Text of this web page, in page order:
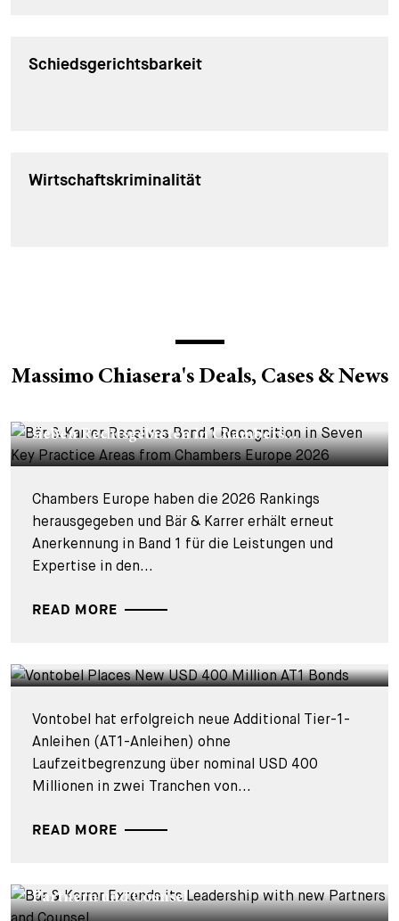
Schiedsgerichtsbarkeit
Wirtschaftskriminalität
Massimo Chiasera's Deals, Cases & News
sieben Rechtsgebieten in Chambers...
Chambers Europe haben die 2026 Rankings
herausgegeben und Bär & Karrer erhält erneut
Anerkennung in Band 1 für die Leistungen und
Expertise in den...
READ MORE
DEALS & CASES - 2. OKTOBER 2023
Vontobel hat erfolgreich neue Additional Tier-1-
Anleihen (AT1-Anleihen) ohne
Laufzeitbegrenzung über nominal USD 400
Millionen in zwei Tranchen von...
READ MORE
Partnern und Counsel